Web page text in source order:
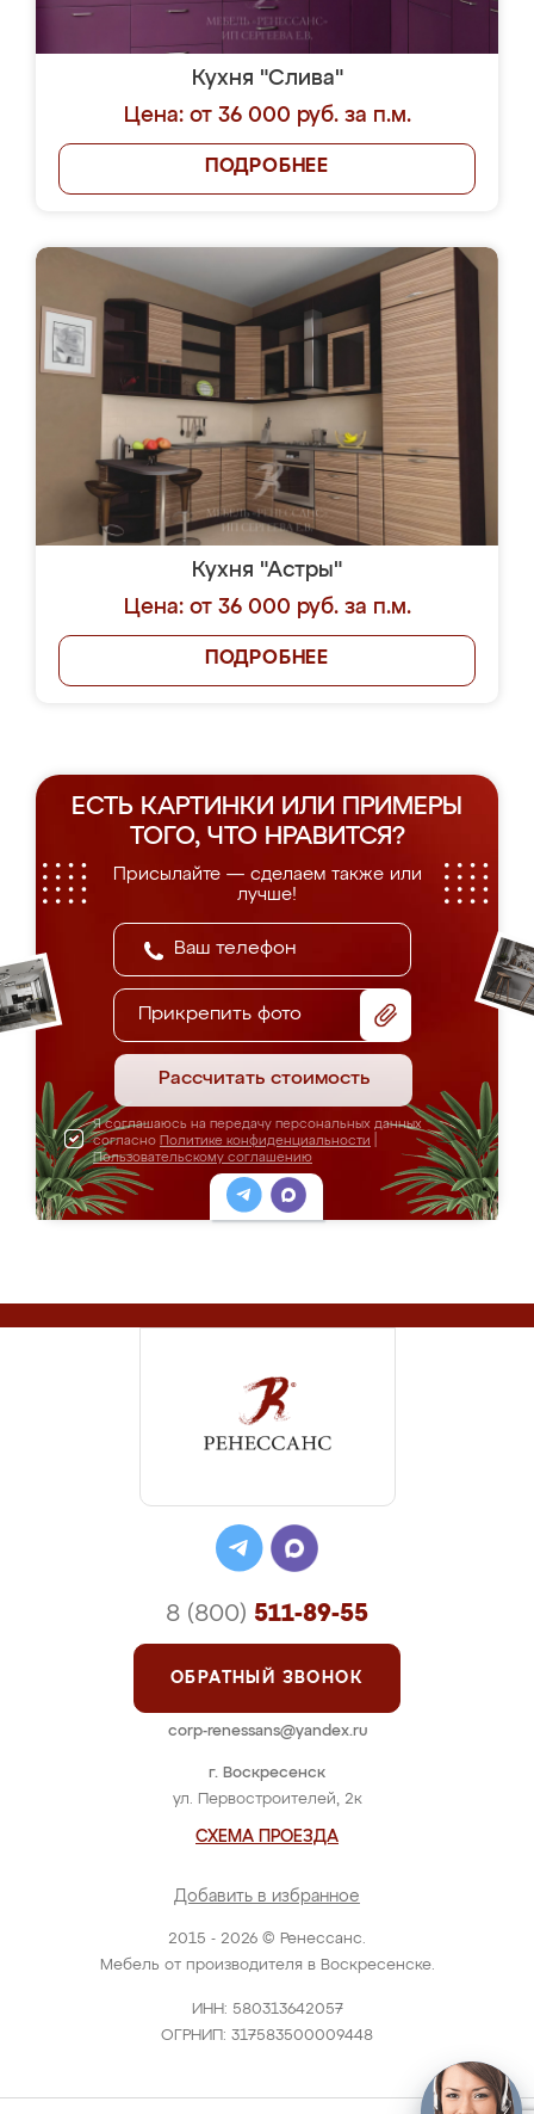
Кухня "Слива"
Цена: от 36 000 руб. за п.м.
ПОДРОБНЕЕ
Кухня "Астры"
Цена: от 36 000 руб. за п.м.
ПОДРОБНЕЕ
ЕСТЬ КАРТИНКИ ИЛИ ПРИМЕРЫ
ТОГО, ЧТО НРАВИТСЯ?
Присылайте — сделаем также или
лучше!
Прикрепить фото
Рассчитать стоимость
Я соглашаюсь на передачу персональных данных
согласно Политике конфиденциальности
Пользовательскому соглашению
2015 - 2026 © Ренессанс.
Мебель от производителя в Воскресенске.
ИНН: 580313642057
ОГРНИП: 317583500009448
г. Воскресенск
ул. Первостроителей, 2к
СХЕМА ПРОЕЗДА
Добавить в избранное
8 (800) 511-89-55
ОБРАТНЫЙ ЗВОНОК
corp-renessans@yandex.ru